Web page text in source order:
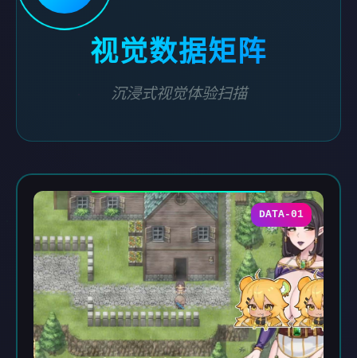
视觉数据矩阵
沉浸式视觉体验扫描
DATA-01